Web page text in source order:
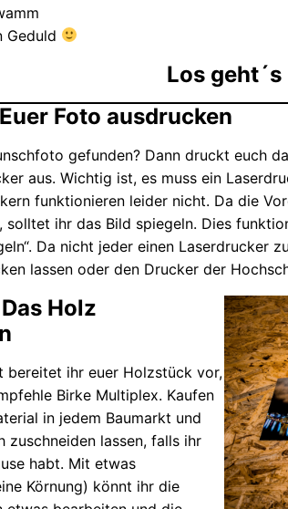
Geduld
Los geht´s
Foto ausdrucken
gefunden? Dann druckt euch
aus. Wichtig ist, es muss ein
funktionieren leider nicht. Da die
solltet ihr das Bild spiegeln. Dies
Da nicht jeder einen Laserdrucker
lassen oder den Drucker der
Holz
bereitet ihr euer Holzstück vor,
Birke Multiplex. Kaufen
in jedem Baumarkt und
zuschneiden lassen, falls ihr
habt. Mit etwas
Körnung) könnt ihr die